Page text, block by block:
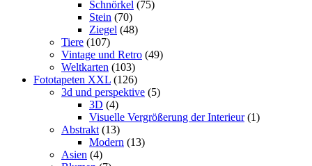
Schnörkel (75)
Stein (70)
Ziegel (48)
Tiere (107)
Vintage und Retro (49)
Weltkarten (103)
Fototapeten XXL (126)
3d und perspektive (5)
3D (4)
Visuelle Vergrößerung der Interieur (1)
Abstrakt (13)
Modern (13)
Asien (4)